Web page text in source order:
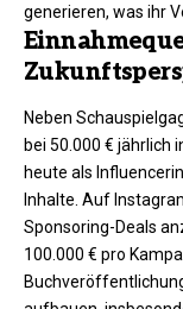
generieren, was ihr
Neben
bei 50.000 € jährlich
heute als
Inhalte. Auf
Sponsoring-Deals
100.000 € pro